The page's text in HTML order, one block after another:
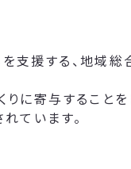
援する、地域総
に寄与すること
ています。